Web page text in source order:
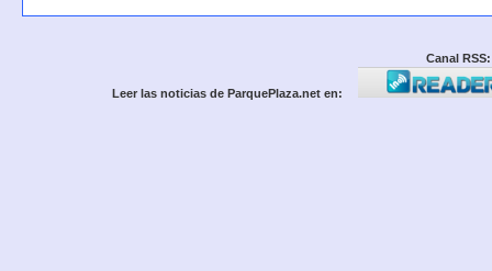
Canal RSS:
Leer las noticias de ParquePlaza.net en: